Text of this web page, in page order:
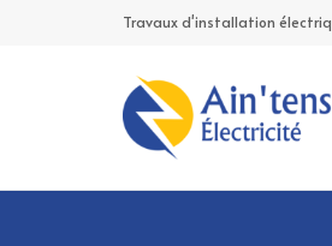
Travaux d'installation